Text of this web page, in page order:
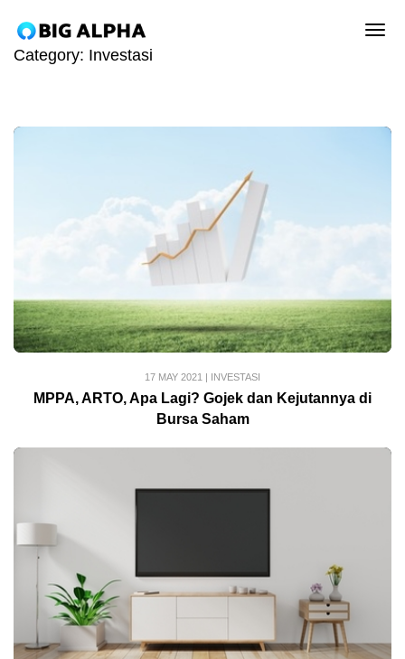
Category: Investasi
17 MAY 2021 | INVESTASI
MPPA, ARTO, Apa Lagi? Gojek dan Kejutannya di
Bursa Saham